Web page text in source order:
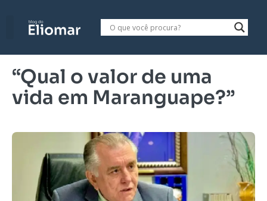
“Qual o valor de uma
vida em Maranguape?”